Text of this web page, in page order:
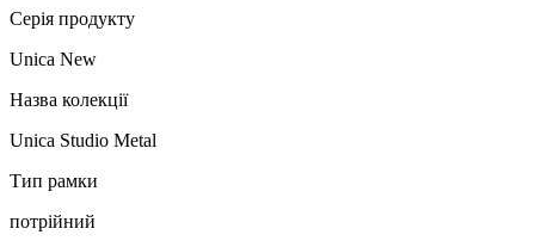
Серія продукту
Unica New
Назва колекції
Unica Studio Metal
Тип рамки
потрійний